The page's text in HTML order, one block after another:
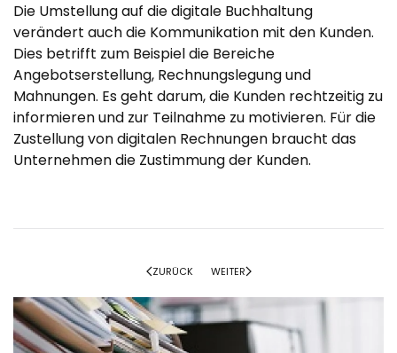
Die Umstellung auf die digitale Buchhaltung
verändert auch die Kommunikation mit den Kunden.
Dies betrifft zum Beispiel die Bereiche
Angebotserstellung, Rechnungslegung und
Mahnungen. Es geht darum, die Kunden rechtzeitig zu
informieren und zur Teilnahme zu motivieren. Für die
Zustellung von digitalen Rechnungen braucht das
Unternehmen die Zustimmung der Kunden.
ZURÜCK WEITER